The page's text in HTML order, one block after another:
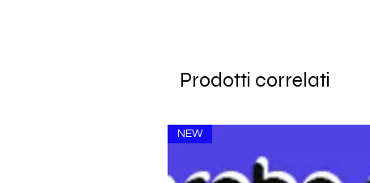
Prodotti correlati
NEW